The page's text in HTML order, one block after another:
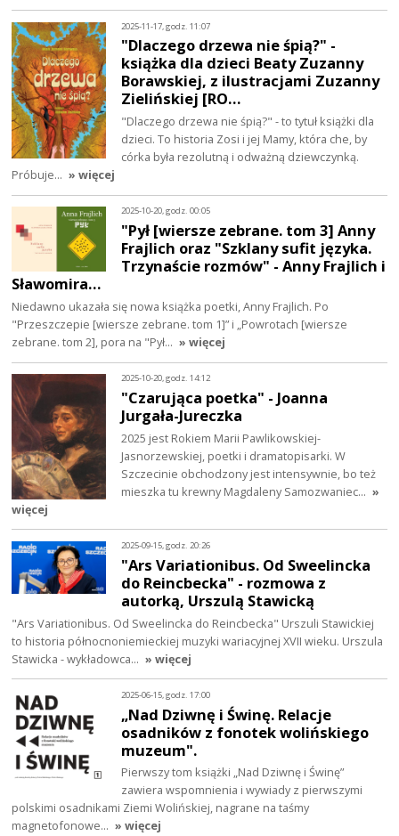
2025-11-17, godz. 11:07
"Dlaczego drzewa nie śpią?" -
książka dla dzieci Beaty Zuzanny
Borawskiej, z ilustracjami Zuzanny
Zielińskiej [RO…
"Dlaczego drzewa nie śpią?" - to tytuł książki dla
dzieci. To historia Zosi i jej Mamy, która che, by
córka była rezolutną i odważną dziewczynką.
Próbuje… » więcej
2025-10-20, godz. 00:05
"Pył [wiersze zebrane. tom 3] Anny
Frajlich oraz "Szklany sufit języka.
Trzynaście rozmów" - Anny Frajlich i
Sławomira…
Niedawno ukazała się nowa książka poetki, Anny Frajlich. Po
"Przeszczepie [wiersze zebrane. tom 1]” i „Powrotach [wiersze
zebrane. tom 2], pora na "Pył… » więcej
2025-10-20, godz. 14:12
"Czarująca poetka" - Joanna
Jurgała-Jureczka
2025 jest Rokiem Marii Pawlikowskiej-
Jasnorzewskiej, poetki i dramatopisarki. W
Szczecinie obchodzony jest intensywnie, bo też
mieszka tu krewny Magdaleny Samozwaniec… »
więcej
2025-09-15, godz. 20:26
"Ars Variationibus. Od Sweelincka
do Reincbecka" - rozmowa z
autorką, Urszulą Stawicką
"Ars Variationibus. Od Sweelincka do Reincbecka" Urszuli Stawickiej
to historia północnoniemieckiej muzyki wariacyjnej XVII wieku. Urszula
Stawicka - wykładowca… » więcej
2025-06-15, godz. 17:00
„Nad Dziwnę i Świnę. Relacje
osadników z fonotek wolińskiego
muzeum".
Pierwszy tom książki „Nad Dziwnę i Świnę”
zawiera wspomnienia i wywiady z pierwszymi
polskimi osadnikami Ziemi Wolińskiej, nagrane na taśmy
magnetofonowe… » więcej